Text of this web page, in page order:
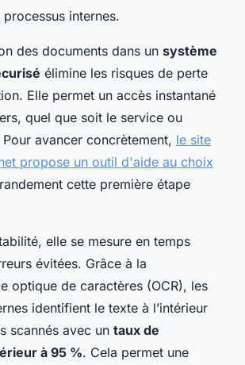
internes.
des documents dans un système
élimine les risques de perte
Elle permet un accès instantané
quel que soit le service ou
Pour avancer concrètement, le site
propose un outil d'aide au choix
cette première étape
elle se mesure en temps
évitées. Grâce à la
optique de caractères (OCR), les
identifient le texte à l’intérieur
scannés avec un taux de
à 95 %. Cela permet une